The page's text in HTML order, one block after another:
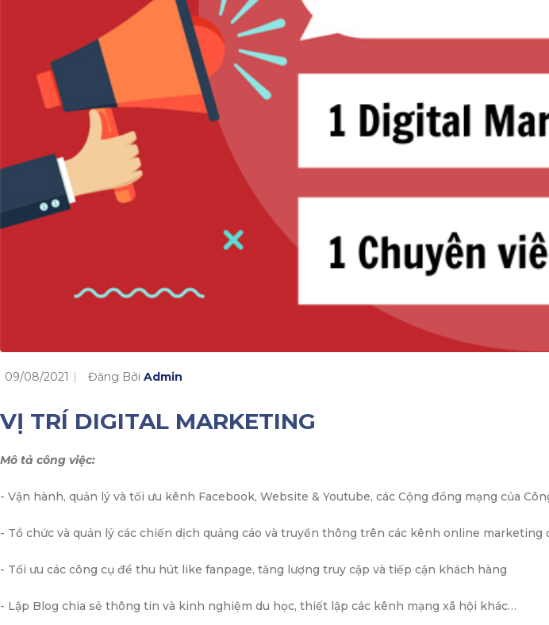
09/08/2021 Đăng Bởi Admin
VỊ TRÍ DIGITAL MARKETING
Mô tả công việc:
- Vận hành, quản lý và tối ưu kênh Facebook, Website & Youtube, các Cộng đồng mạng của
- Tổ chức và quản lý các chiến dịch quảng cáo và truyền thông trên các kênh online
- Tối ưu các công cụ để thu hút like fanpage, tăng lượng truy cập và tiếp cận khách hàng
- Lập Blog chia sẻ thông tin và kinh nghiệm du học, thiết lập các kênh mạng xã hội khác…